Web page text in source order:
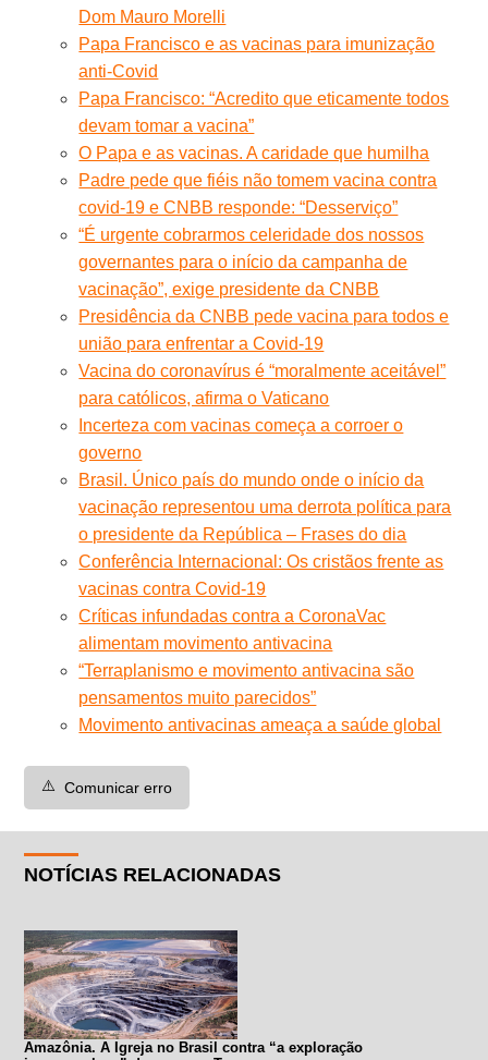
Dom Mauro Morelli
Papa Francisco e as vacinas para imunização
anti-Covid
Papa Francisco: “Acredito que eticamente todos
devam tomar a vacina”
O Papa e as vacinas. A caridade que humilha
Padre pede que fiéis não tomem vacina contra
covid-19 e CNBB responde: “Desserviço”
“É urgente cobrarmos celeridade dos nossos
governantes para o início da campanha de
vacinação”, exige presidente da CNBB
Presidência da CNBB pede vacina para todos e
união para enfrentar a Covid-19
Vacina do coronavírus é “moralmente aceitável”
para católicos, afirma o Vaticano
Incerteza com vacinas começa a corroer o
governo
Brasil. Único país do mundo onde o início da
vacinação representou uma derrota política para
o presidente da República – Frases do dia
Conferência Internacional: Os cristãos frente as
vacinas contra Covid-19
Críticas infundadas contra a CoronaVac
alimentam movimento antivacina
“Terraplanismo e movimento antivacina são
pensamentos muito parecidos”
Movimento antivacinas ameaça a saúde global
⚠️ Comunicar erro
NOTÍCIAS RELACIONADAS
Amazônia. A Igreja no Brasil contra “a exploração